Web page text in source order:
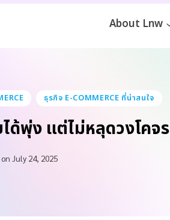
About Lnw
ธุรกิจ E-COMMERCE ที่น่าสนใจ
ด้พุ่ง แต่ไม่หลุดวงโคจร
July 24, 2025